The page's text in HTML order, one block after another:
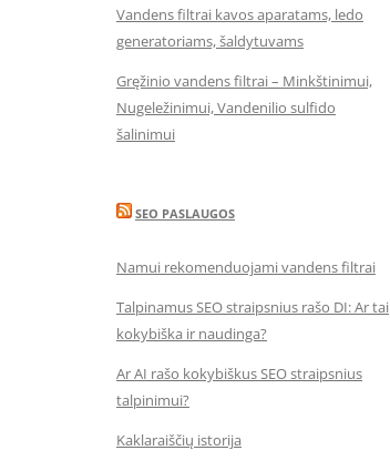
Vandens filtrai kavos aparatams, ledo
generatoriams, šaldytuvams
Gręžinio vandens filtrai – Minkštinimui,
Nugeležinimui, Vandenilio sulfido
šalinimui
SEO PASLAUGOS
Namui rekomenduojami vandens filtrai
Talpinamus SEO straipsnius rašo DI: Ar tai
kokybiška ir naudinga?
Ar AI rašo kokybiškus SEO straipsnius
talpinimui?
Kaklaraiščių istorija